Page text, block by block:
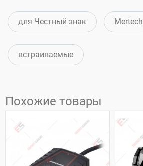
для Честный знак Mertech
встраиваемые
Похожие товары